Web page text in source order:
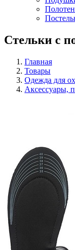
Стельки с
Главная
Товары
Одежда для
Аксессуары,